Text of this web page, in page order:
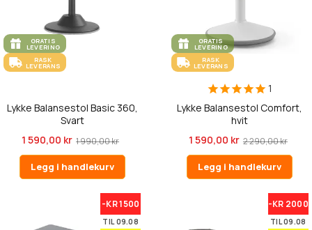
GRATIS
LEVERING
RASK
LEVERANS
Lykke Balansestol Basic 360,
Svart
1 590,00 kr 1 990,00 kr
Legg i handlekurv
GRATIS
LEVERING
RASK
LEVERANS
1
Lykke Balansestol Comfort,
hvit
1 590,00 kr 2 290,00 kr
Legg i handlekurv
-KR 1500
TIL 09.08
-KR 2000
TIL 09.08